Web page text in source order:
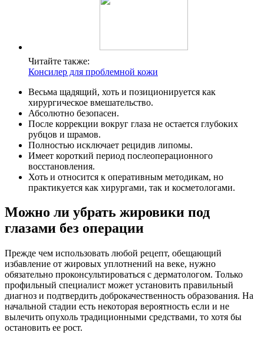
Читайте также:
Консилер для проблемной кожи
Весьма щадящий, хоть и позиционируется как
хирургическое вмешательство.
Абсолютно безопасен.
После коррекции вокруг глаза не остается глубоких
рубцов и шрамов.
Полностью исключает рецидив липомы.
Имеет короткий период послеоперационного
восстановления.
Хоть и относится к оперативным методикам, но
практикуется как хирургами, так и косметологами.
Можно ли убрать жировики под
глазами без операции
Прежде чем использовать любой рецепт, обещающий
избавление от жировых уплотнений на веке, нужно
обязательно проконсультироваться с дерматологом. Только
профильный специалист может установить правильный
диагноз и подтвердить доброкачественность образования. На
начальной стадии есть некоторая вероятность если и не
вылечить опухоль традиционными средствами, то хотя бы
остановить ее рост.